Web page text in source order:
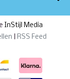
InStijl Media
RSS Feed